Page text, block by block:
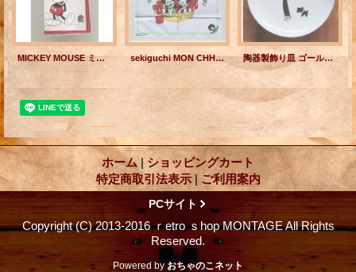
MICKEY MOUSE ミッキーマウス ハンカチーフ・ハンカチ Walt Disney Productions/三恵(株) sekiguchi MON CHHICHI モンチッチ キャラクターハンカチ "LET'S MAKE A SWEET SWEET APPLE PIE!" 陶器製飾り皿 ゴールドリム ”黒人＆スコティッシュ・テリア” size: Ø19×H2.5(cm)
ホーム | ショッピングカート
特定商取引法表示 | ご利用案内
PCサイト
Copyright (C) 2013-2016 ｒetro ｓhop MONTAGE All Rights
Reserved.
Powered byおちゃのこネット